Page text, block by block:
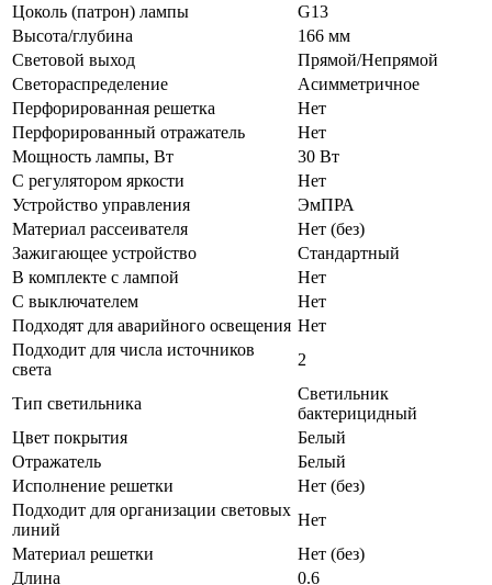
Цоколь (патрон) лампы
G13
Высота/глубина
166 мм
Световой выход
Прямой/Непрямой
Светораспределение
Асимметричное
Перфорированная решетка
Нет
Перфорированный отражатель
Нет
Мощность лампы, Вт
30 Вт
С регулятором яркости
Нет
Устройство управления
ЭмПРА
Материал рассеивателя
Нет (без)
Зажигающее устройство
Стандартный
В комплекте с лампой
Нет
С выключателем
Нет
Подходят для аварийного освещения Нет
Подходит для числа источников
света
2
Тип светильника
Светильник
бактерицидный
Цвет покрытия
Белый
Отражатель
Белый
Исполнение решетки
Нет (без)
Подходит для организации световых
линий
Нет
Материал решетки
Нет (без)
Длина
0.6